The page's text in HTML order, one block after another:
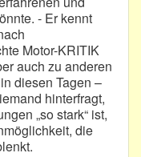
- Er kennt
Motor-KRITIK
auch zu anderen
diesen Tagen –
hinterfragt,
„so stark“ ist,
die